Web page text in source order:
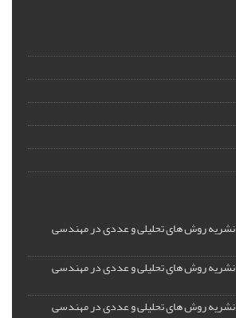
انتشار برخط شماره 32 نشریه روش های تحلیلی و عددی در مهندسی
انتشار برخط شماره 30 نشریه روش های تحلیلی و عددی در مهندسی
انتشار برخط شماره 29 نشریه روش های تحلیلی و عددی در مهندسی